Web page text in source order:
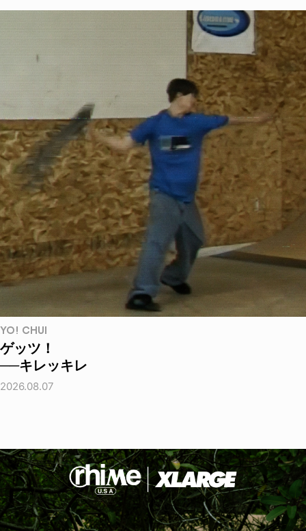
YO! CHUI
ゲッツ！
──キレッキレ
2026.08.07